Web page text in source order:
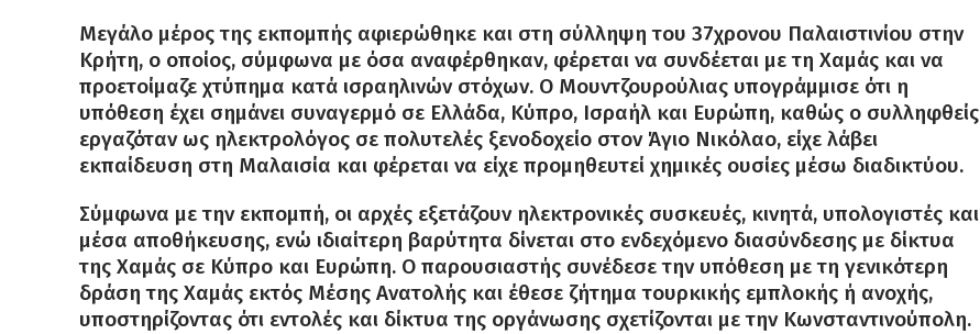
Μεγάλο μέρος της εκπομπής αφιερώθηκε και στη σύλληψη του 37χρονου Παλαιστινίου στην
Κρήτη, ο οποίος, σύμφωνα με όσα αναφέρθηκαν, φέρεται να συνδέεται με τη Χαμάς και να
προετοίμαζε χτύπημα κατά ισραηλινών στόχων. Ο Μουντζουρούλιας υπογράμμισε ότι η
υπόθεση έχει σημάνει συναγερμό σε Ελλάδα, Κύπρο, Ισραήλ και Ευρώπη, καθώς ο συλληφθείς
εργαζόταν ως ηλεκτρολόγος σε πολυτελές ξενοδοχείο στον Άγιο Νικόλαο, είχε λάβει
εκπαίδευση στη Μαλαισία και φέρεται να είχε προμηθευτεί χημικές ουσίες μέσω διαδικτύου.
Σύμφωνα με την εκπομπή, οι αρχές εξετάζουν ηλεκτρονικές συσκευές, κινητά, υπολογιστές και
μέσα αποθήκευσης, ενώ ιδιαίτερη βαρύτητα δίνεται στο ενδεχόμενο διασύνδεσης με δίκτυα
της Χαμάς σε Κύπρο και Ευρώπη. Ο παρουσιαστής συνέδεσε την υπόθεση με τη γενικότερη
δράση της Χαμάς εκτός Μέσης Ανατολής και έθεσε ζήτημα τουρκικής εμπλοκής ή ανοχής,
υποστηρίζοντας ότι εντολές και δίκτυα της οργάνωσης σχετίζονται με την Κωνσταντινούπολη.